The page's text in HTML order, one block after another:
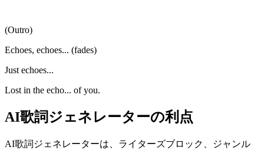
(Outro)
Echoes, echoes... (fades)
Just echoes...
Lost in the echo... of you.
AI歌詞ジェネレーターの利点
AI歌詞ジェネレーターは、ライターズブロック、ジャンル